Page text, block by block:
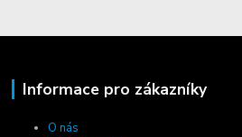
Informace pro zákazníky
O nás